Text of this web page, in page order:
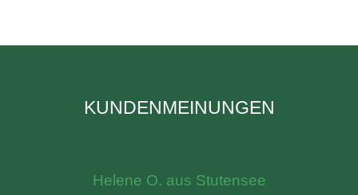
KUNDENMEINUNGEN
Helene O. aus Stutensee